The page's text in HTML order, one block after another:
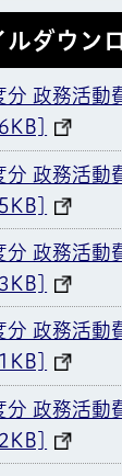
ルダウン
分 政務活動
分 政務活動
分 政務活動
分 政務活動
分 政務活動